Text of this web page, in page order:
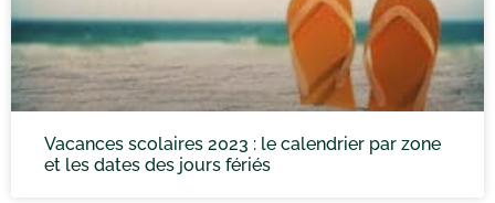
Vacances scolaires 2023 : le calendrier par zone
et les dates des jours fériés